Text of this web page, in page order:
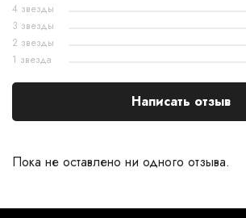
Пока не оставлено ни одного отзыва.
4 звезды
3 звезды
2 звезды
1 звезда
Написать отзыв